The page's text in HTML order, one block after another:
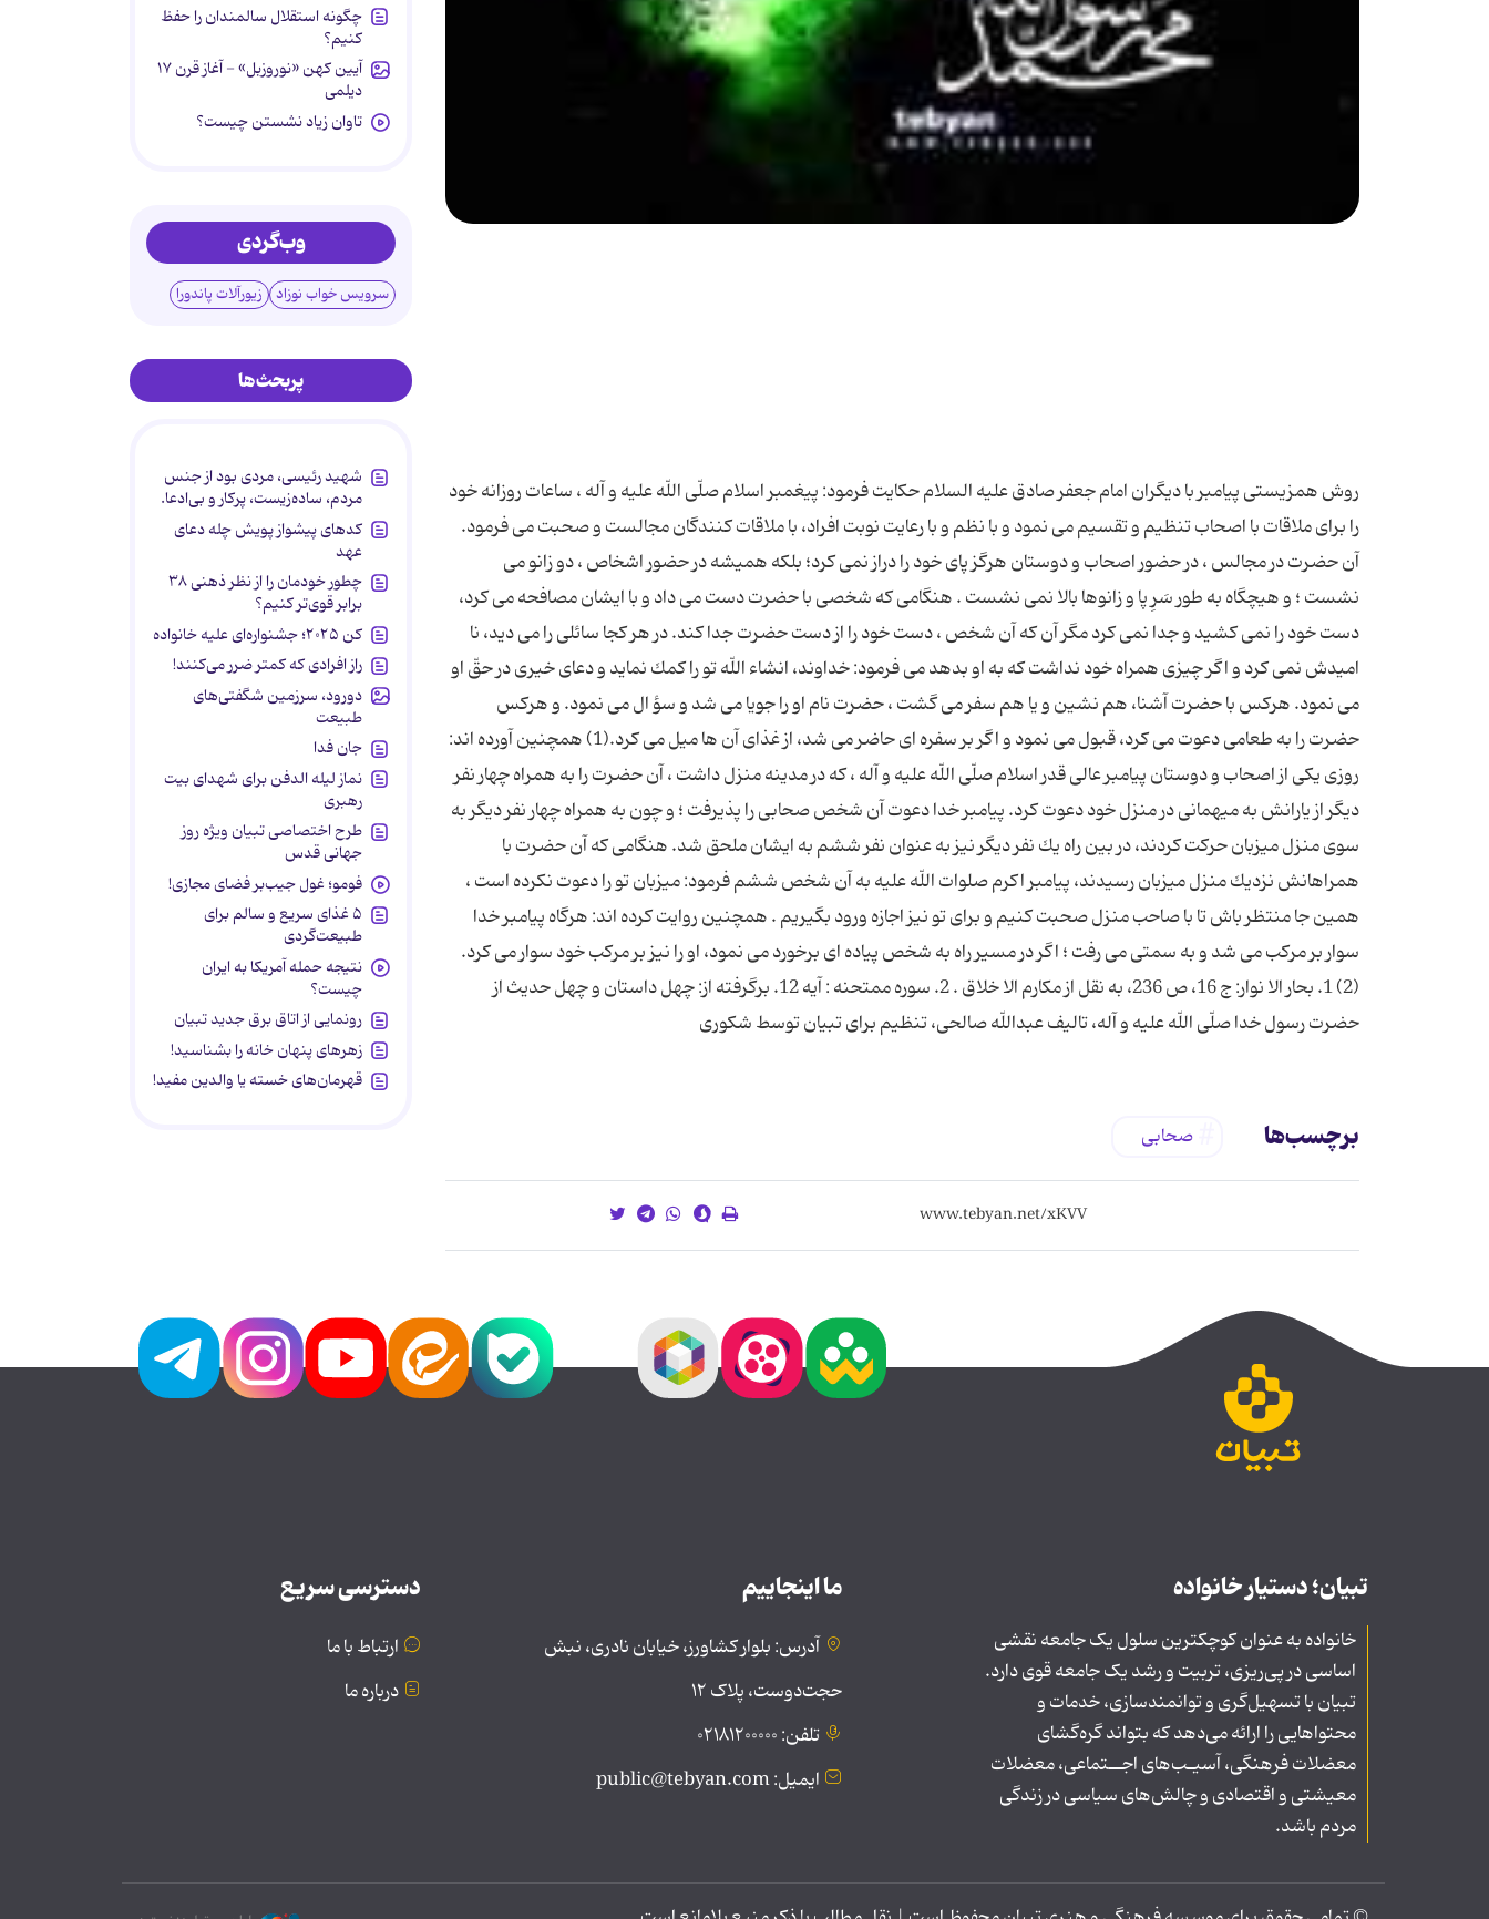
روش همزیستى پیامبر با دیگران امام جعفر صادق علیه السلام حكایت فرمود: پیغمبر اسلام صلّى اللّه علیه و آله ، ساعات روزانه خود
را براى ملاقات با اصحاب تنظیم و تقسیم مى نمود و با نظم و با رعایت نوبت افراد، با ملاقات كنندگان مجالست و صحبت مى فرمود.
آن حضرت در مجالس ، در حضور اصحاب و دوستان هرگز پاى خود را دراز نمى كرد؛ بلكه همیشه در حضور اشخاص ، دو زانو مى
نشست ؛ و هیچگاه به طور سَرِ پا و زانوها بالا نمى نشست . هنگامى كه شخصى با حضرت دست مى داد و با ایشان مصافحه مى كرد،
دست خود را نمى كشید و جدا نمى كرد مگر آن كه آن شخص ، دست خود را از دست حضرت جدا كند. در هر كجا سائلى را مى دید، نا
امیدش نمى كرد و اگر چیزى همراه خود نداشت كه به او بدهد مى فرمود: خداوند، انشاء اللّه تو را كمك نماید و دعاى خیرى در حقّ او
مى نمود. هركس با حضرت آشنا، هم نشین و یا هم سفر مى گشت ، حضرت نام او را جویا مى شد و سؤ ال مى نمود. و هركس
حضرت را به طعامى دعوت مى كرد، قبول مى نمود و اگر بر سفره اى حاضر مى شد، از غذاى آن ها میل مى كرد.(1) همچنین آورده اند:
روزى یكى از اصحاب و دوستان پیامبر عالى قدر اسلام صلّى اللّه علیه و آله ، كه در مدینه منزل داشت ، آن حضرت را به همراه چهار نفر
دیگر از یارانش به میهمانى در منزل خود دعوت كرد. پیامبر خدا دعوت آن شخص صحابى را پذیرفت ؛ و چون به همراه چهار نفر دیگر به
سوى منزل میزبان حركت كردند، در بین راه یك نفر دیگر نیز به عنوان نفر ششم به ایشان ملحق شد. هنگامى كه آن حضرت با
همراهانش نزدیك منزل میزبان رسیدند، پیامبر اكرم صلوات اللّه علیه به آن شخص ششم فرمود: میزبان تو را دعوت نكرده است ،
همین جا منتظر باش تا با صاحب منزل صحبت كنیم و براى تو نیز اجازه ورود بگیریم . همچنین روایت كرده اند: هرگاه پیامبر خدا
سوار بر مركب مى شد و به سمتى مى رفت ؛ اگر در مسیر راه به شخص پیاده اى برخورد مى نمود، او را نیز بر مركب خود سوار مى كرد.
(2) 1. بحار الا نوار: ج 16، ص 236، به نقل از مكارم الا خلاق . 2. سوره ممتحنه : آیه 12. برگرفته از: چهل داستان و چهل حدیث از
حضرت رسول خدا صلّى اللّه علیه و آله، تالیف عبداللّه صالحى، تنظیم برای تبیان توسط شکوری
برچسب‌ها صحابی
چگونه استقلال سالمندان را حفظ
کنیم؟
آیین کهن «نوروزبل» - آغاز قرن ۱۷
دیلمی
تاوان زیاد نشستن چیست؟
وب‌گردی
سرویس خواب نوزاد زیورآلات پاندورا
پربحث‌ها
شهید رئیسی، مردی بود از جنس
مردم، ساده‌زیست، پرکار و بی‌ادعا.
کدهای پیشواز پویش چله دعای
عهد
چطور خودمان را از نظر ذهنی ۳۸
برابر قوی‌تر کنیم؟
کن ۲۰۲۵؛ جشنواره‌ای علیه خانواده
راز افرادی که کمتر ضرر می‌کنند!
دورود، سرزمین شگفتی‌های
طبیعت
جان فدا
نماز لیله الدفن برای شهدای بیت
رهبری
طرح اختصاصی تبیان ویژه روز
جهانی قدس
فومو؛ غول جیب‌بر فضای مجازی!
۵ غذای سریع و سالم برای
طبیعت‌گردی
نتیجه حمله آمریکا به ایران
چیست؟
رونمایی از اتاق برق جدید تبیان
زهرهای پنهان خانه را بشناسید!
قهرمان‌های خسته یا والدین مفید!
تبیان؛ دستیار خانواده
خانواده به عنوان کوچکترین سلول یک جامعه نقشی
اساسی در پی‌ریزی، تربیت و رشد یک جامعه قوی دارد.
تبیان با تسهیل‌گری و توانمندسازی، خدمات و
محتواهایی را ارائه می‌دهد که بتواند گره‌گشای
معضلات فرهنگی، آسیـب‌های اجــتماعی، معضلات
معیشتی و اقتصادی و چالش‌های سیاسی در زندگی
مردم باشد.
ما اینجاییم
آدرس: بلوار کشاورز، خیابان نادری، نبش
حجت‌دوست، پلاک ۱۲
تلفن: ۰۲۱۸۱۲۰۰۰۰۰
ایمیل: public@tebyan.com
دسترسی سریع
ارتباط با ما
درباره ما